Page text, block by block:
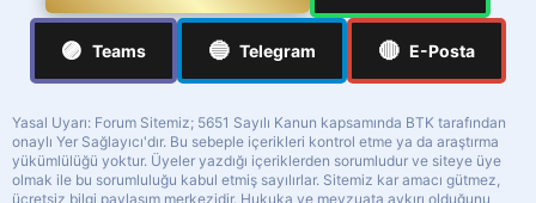
🟣 Teams 🔵 Telegram 🔴 E-Posta
Yasal Uyarı: Forum Sitemiz; 5651 Sayılı Kanun kapsamında BTK tarafından
onaylı Yer Sağlayıcı'dır. Bu sebeple içerikleri kontrol etme ya da araştırma
yükümlülüğü yoktur. Üyeler yazdığı içeriklerden sorumludur ve siteye üye
olmak ile bu sorumluluğu kabul etmiş sayılırlar. Sitemiz kar amacı gütmez,
ücretsiz bilgi paylaşım merkezidir. Hukuka ve mevzuata aykırı olduğunu